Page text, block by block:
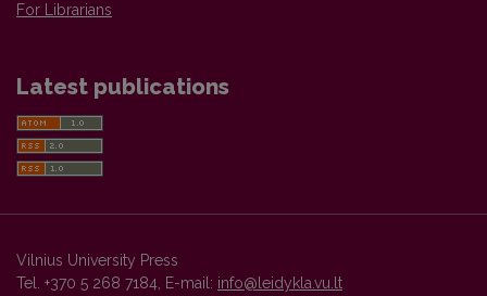
For Librarians
Latest publications
Vilnius University Press
Tel. +370 5 268 7184, E-mail: info@leidykla.vu.lt